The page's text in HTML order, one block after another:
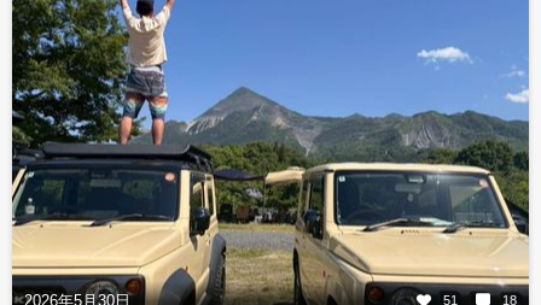
2026年5月30日 51 18